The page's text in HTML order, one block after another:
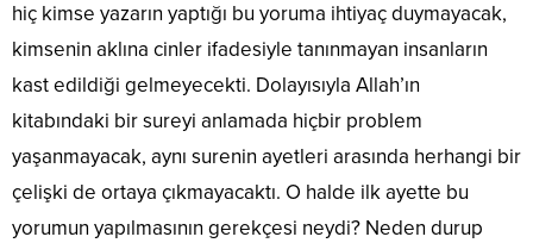
hiç kimse yazarın yaptığı bu yoruma ihtiyaç duymayacak,
kimsenin aklına cinler ifadesiyle tanınmayan insanların
kast edildiği gelmeyecekti. Dolayısıyla Allah’ın
kitabındaki bir sureyi anlamada hiçbir problem
yaşanmayacak, aynı surenin ayetleri arasında herhangi bir
çelişki de ortaya çıkmayacaktı. O halde ilk ayette bu
yorumun yapılmasının gerekçesi neydi? Neden durup